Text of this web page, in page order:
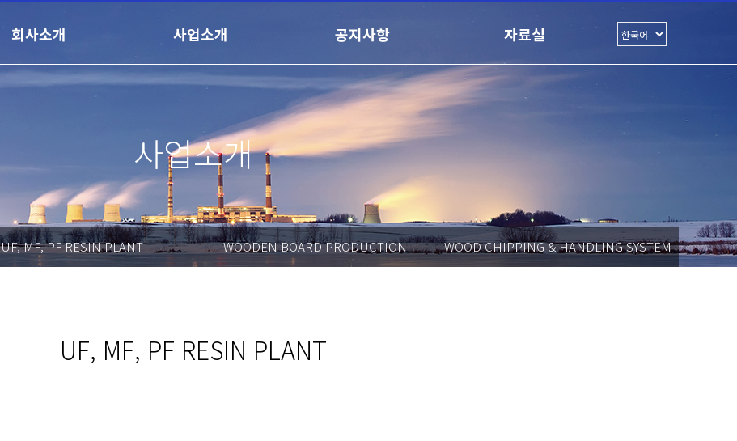
회사소개 사업소개 공지사항 자료실
사업소개
UF, MF, PF RESIN PLANT WOODEN BOARD PRODUCTION WOOD CHIPPING & HANDLING SYSTEM
UF, MF, PF RESIN PLANT